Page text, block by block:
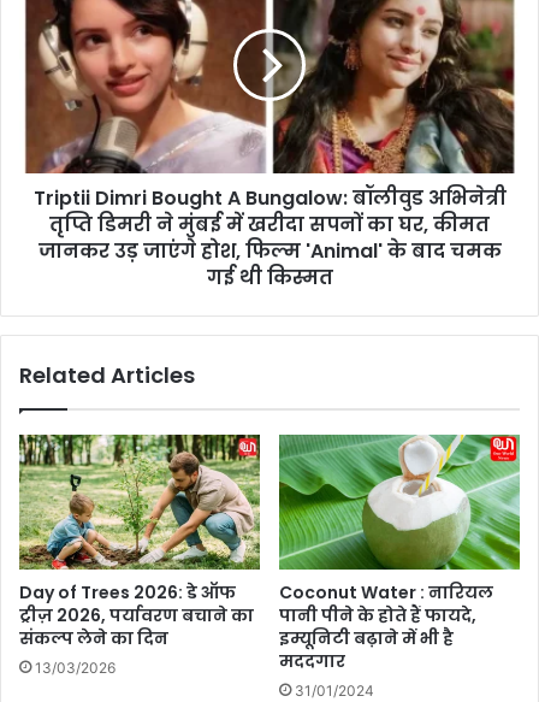
त
सं
ल
ते
हु
ए
ग
श
मी
र
म
हा
u
h
B
u
n
g
a
l
o
w
बॉ
Triptii Dimri Bought A Bungalow: बॉलीवुड अभिनेत्री
तृप्ति डिमरी ने मुंबई में खरीदा सपनों का घर, कीमत
जानकर उड़ जाएंगे होश, फिल्म 'Animal' के बाद चमक
गई थी किस्मत
Related Articles
Day of Trees 2026: डे ऑफ
ट्रीज़ 2026, पर्यावरण बचाने का
संकल्प लेने का दिन
13/03/2026
Coconut Water : नारियल
पानी पीने के होते हैं फायदे,
इम्यूनिटी बढ़ाने में भी है
मददगार
31/01/2024